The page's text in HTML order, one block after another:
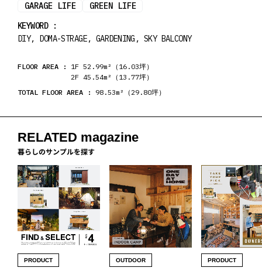
GARAGE LIFE
GREEN LIFE
KEYWORD :
DIY, DOMA-STRAGE, GARDENING, SKY BALCONY
FLOOR AREA : 1F 52.99m²（16.03坪）
2F 45.54m²（13.77坪）
TOTAL FLOOR AREA : 98.53m²（29.80坪）
RELATED magazine
暮らしのサンプルを探す
PRODUCT OUTDOOR PRODUCT